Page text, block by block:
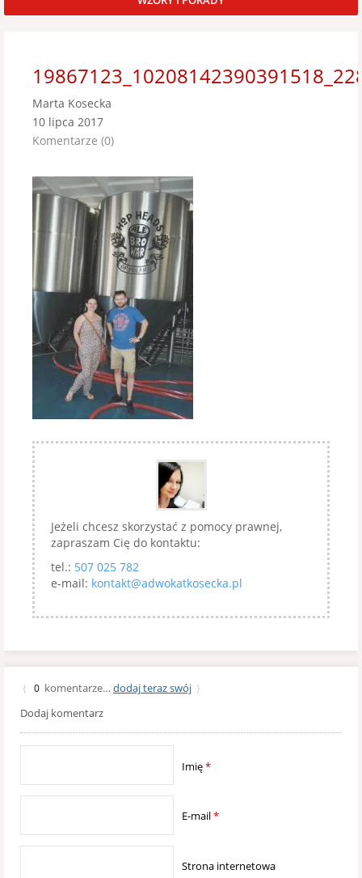
Marta Kosecka
10 lipca 2017
Komentarze (0)
Jeżeli chcesz skorzystać z pomocy prawnej,
zapraszam Cię do kontaktu:
tel.: 507 025 782
e-mail: kontakt@adwokatkosecka.pl
{ 0 komentarze… dodaj teraz swój }
Dodaj komentarz
Imię*
E-mail*
Strona internetowa